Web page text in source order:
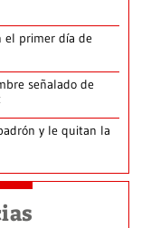
el primer día de
señalado de
y le quitan la